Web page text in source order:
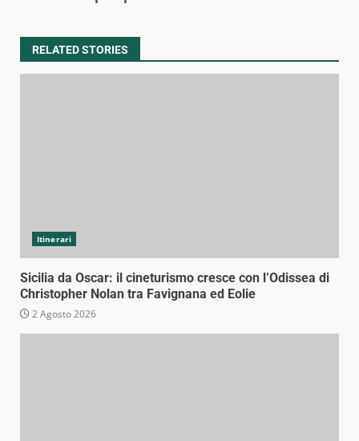
RELATED STORIES
Itinerari
Sicilia da Oscar: il cineturismo cresce con l’Odissea di
Christopher Nolan tra Favignana ed Eolie
2 Agosto 2026